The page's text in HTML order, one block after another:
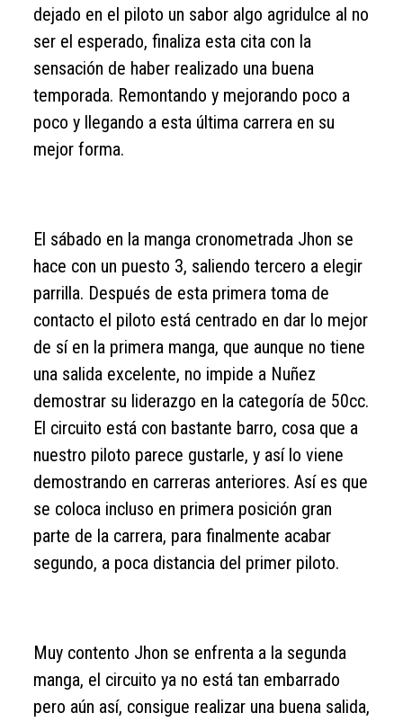
dejado en el piloto un sabor algo agridulce al no
ser el esperado, finaliza esta cita con la
sensación de haber realizado una buena
temporada. Remontando y mejorando poco a
poco y llegando a esta última carrera en su
mejor forma.
El sábado en la manga cronometrada Jhon se
hace con un puesto 3, saliendo tercero a elegir
parrilla. Después de esta primera toma de
contacto el piloto está centrado en dar lo mejor
de sí en la primera manga, que aunque no tiene
una salida excelente, no impide a Nuñez
demostrar su liderazgo en la categoría de 50cc.
El circuito está con bastante barro, cosa que a
nuestro piloto parece gustarle, y así lo viene
demostrando en carreras anteriores. Así es que
se coloca incluso en primera posición gran
parte de la carrera, para finalmente acabar
segundo, a poca distancia del primer piloto.
Muy contento Jhon se enfrenta a la segunda
manga, el circuito ya no está tan embarrado
pero aún así, consigue realizar una buena salida,